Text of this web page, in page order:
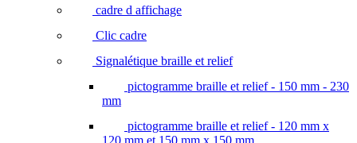
cadre d affichage
Clic cadre
Signalétique braille et relief
pictogramme braille et relief - 150 mm - 230
mm
pictogramme braille et relief - 120 mm x
120 mm et 150 mm x 150 mm